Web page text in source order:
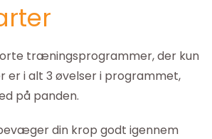
træningsprogrammer, der kun
er i alt 3 øvelser i programmet,
på panden.
din krop godt igennem